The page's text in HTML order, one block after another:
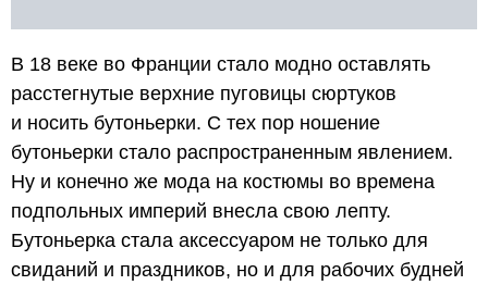
В 18 веке во Франции стало модно оставлять
расстегнутые верхние пуговицы сюртуков
и носить бутоньерки. С тех пор ношение
бутоньерки стало распространенным явлением.
Ну и конечно же мода на костюмы во времена
подпольных империй внесла свою лепту.
Бутоньерка стала аксессуаром не только для
свиданий и праздников, но и для рабочих будней